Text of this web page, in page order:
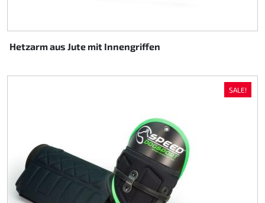
Hetzarm aus Jute mit Innengriffen
SALE!